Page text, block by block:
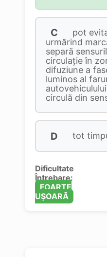
C
pot
urmărind
separă
circulație în
difuziune a
luminos al
circulă din
D tot
Dificultate
Întrebare:
FOARTE
UȘOARĂ